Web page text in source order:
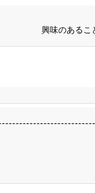
興味のあるこ